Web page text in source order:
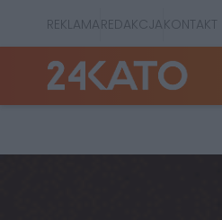
REKLAMAREDAKCJAKONTAKT